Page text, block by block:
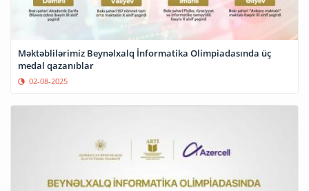
Məktəblilərimiz Beynəlxalq İnformatika Olimpiadasında üç
medal qazanıblar
02-08-2025